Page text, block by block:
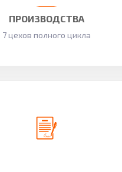
ПРОИЗВОДСТВА
7 цехов полного цикла